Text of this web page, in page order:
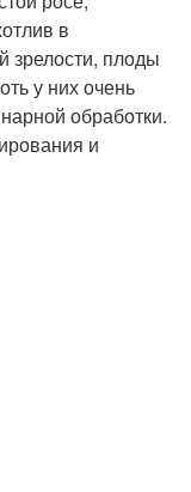
в
зрелости, плоды
у них очень
обработки.
и